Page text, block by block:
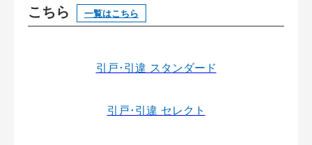
こちら
一覧はこちら
引戸･引違 スタンダード
引戸･引違 セレクト